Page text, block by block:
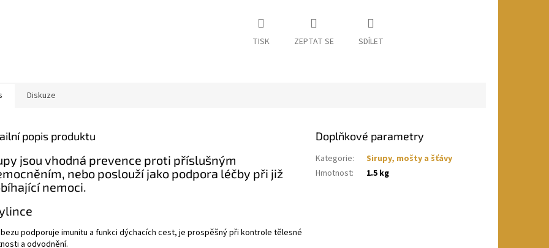
TISK ZEPTAT SE SDÍLET
Diskuze
popis produktu
jsou vhodná prevence proti příslušným
nebo poslouží jako podpora léčby při již
nemoci.
podporuje imunitu a funkci dýchacích cest, je prospěšný při kontrole tělesné
a odvodnění.
Doplňkové parametry
Kategorie:
Sirupy, mošty a šťávy
Hmotnost: 1.5 kg